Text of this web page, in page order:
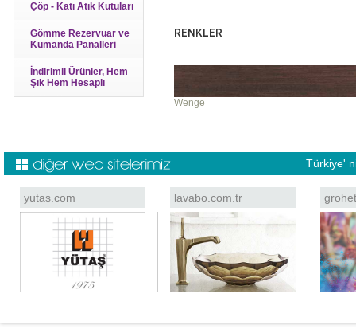
Çöp - Katı Atık Kutuları
Gömme Rezervuar ve
Kumanda Panalleri
İndirimli Ürünler, Hem
Şık Hem Hesaplı
RENKLER
Wenge
Türkiye'
yutas.com lavabo.com.tr